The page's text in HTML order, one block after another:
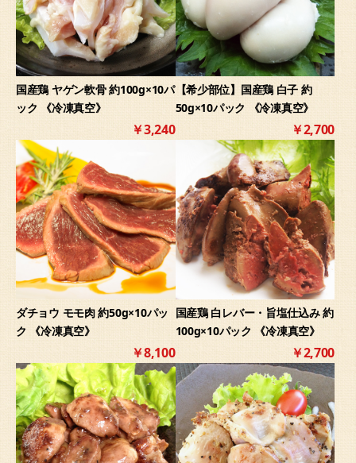
国産鶏 ヤゲン軟骨 約100g×10パ
ック 《冷凍真空》
￥3,240
【希少部位】国産鶏 白子 約
50g×10パック 《冷凍真空》
￥2,700
ダチョウ モモ肉 約50g×10パッ
ク 《冷凍真空》
￥8,100
国産鶏 白レバー・旨塩仕込み 約
100g×10パック 《冷凍真空》
￥2,700